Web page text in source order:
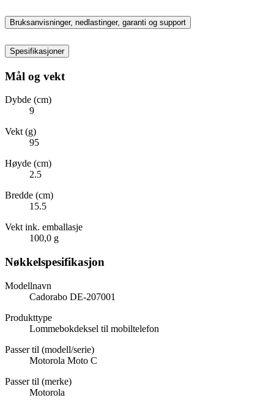
Bruksanvisninger, nedlastinger, garanti og support
Spesifikasjoner
Mål og vekt
Dybde (cm)
9
Vekt (g)
95
Høyde (cm)
2.5
Bredde (cm)
15.5
Vekt ink. emballasje
100,0 g
Nøkkelspesifikasjon
Modellnavn
Cadorabo DE-207001
Produkttype
Lommebokdeksel til mobiltelefon
Passer til (modell/serie)
Motorola Moto C
Passer til (merke)
Motorola